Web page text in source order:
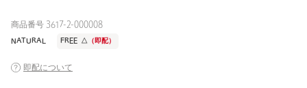
商品番号 3617-2-000008
NATURAL FREE △ （即配）
即配について